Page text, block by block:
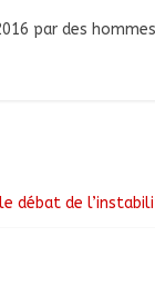
par des hommes
débat de